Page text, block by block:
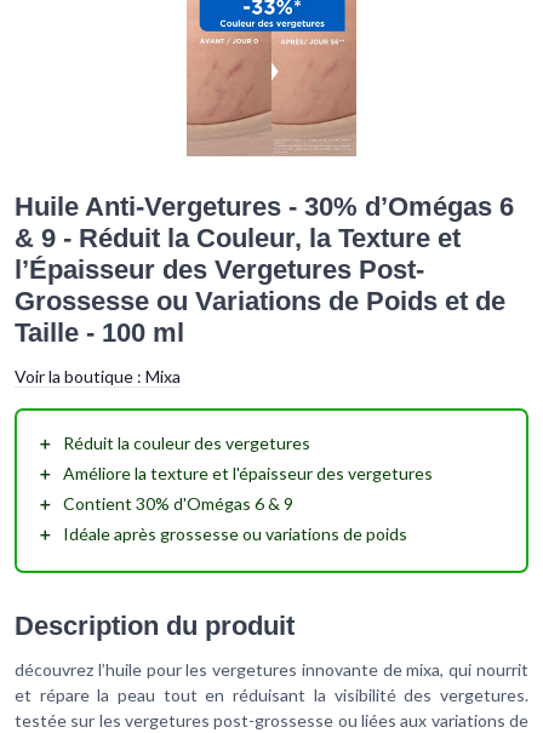
Huile Anti-Vergetures - 30% d’Omégas 6
& 9 - Réduit la Couleur, la Texture et
l’Épaisseur des Vergetures Post-
Grossesse ou Variations de Poids et de
Taille - 100 ml
Voir la boutique : Mixa
＋ Réduit la couleur des vergetures
＋ Améliorela texture et l'épaisseur des vergetures
＋ Contient 30% d'Omégas 6 & 9
＋
Idéaleaprès grossesse ou variations de poids
Description du produit
découvrez l’huile pour les vergetures innovante de mixa, qui nourrit
et répare la peau tout en réduisant la visibilité des vergetures.
testée sur les vergetures post-grossesse ou liées aux variations de